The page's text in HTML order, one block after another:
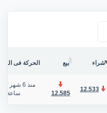
شراء بيع الحركة فى
12.533
12.585
منذ 6 شهر
/
ساعة